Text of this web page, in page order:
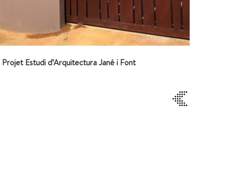
Projet Estudi d’Arquitectura Jané i Font